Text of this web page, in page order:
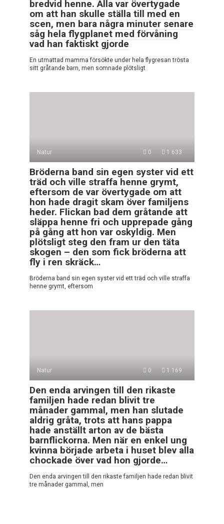
bredvid henne. Alla var övertygade
om att han skulle ställa till med en
scen, men bara några minuter senare
såg hela flygplanet med förvåning
vad han faktiskt gjorde
En utmattad mamma försökte under hela flygresan trösta
sitt gråtande barn, men somnade plötsligt
Natur 0 1 633
Bröderna band sin egen syster vid ett
träd och ville straffa henne grymt,
eftersom de var övertygade om att
hon hade dragit skam över familjens
heder. Flickan bad dem gråtande att
släppa henne fri och upprepade gång
på gång att hon var oskyldig. Men
plötsligt steg den fram ur den täta
skogen – den som fick bröderna att
fly i ren skräck…
Bröderna band sin egen syster vid ett träd och ville straffa
henne grymt, eftersom
Natur 0 1 169
Den enda arvingen till den rikaste
familjen hade redan blivit tre
månader gammal, men han slutade
aldrig gråta, trots att hans pappa
hade anställt arton av de bästa
barnflickorna. Men när en enkel ung
kvinna började arbeta i huset blev alla
chockade över vad hon gjorde…
Den enda arvingen till den rikaste familjen hade redan blivit
tre månader gammal, men